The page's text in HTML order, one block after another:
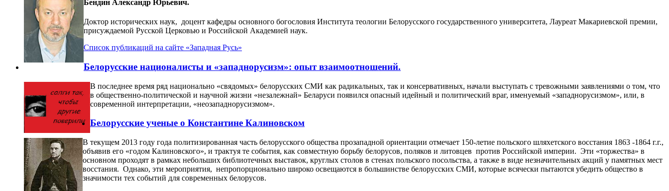
Бендин Александр Юрьевич.
Доктор исторических наук, доцент кафедры основного богословия Института теологии Белорусского государственного университета, Лауреат Макариевской премии,
присуждаемой Русской Церковью и Российской Академией наук.
Список публикаций на сайте «Западная Русь»
Белорусские националисты и «западнорусизм»: опыт взаимоотношений.
В последнее время ряд национально «свядомых» белорусских СМИ как радикальных, так и консервативных, начали выступать с тревожными заявлениями о том, что
в общественно-политической и научной жизни «незалежнай» Беларуси появился опасный идейный и политический враг, именуемый «западнорусизмом», или, в
современной интерпретации, «неозападнорусизмом».
Белорусские ученые о Константине Калиновском
В текущем 2013 году года политизированная часть белорусского общества прозападной ориентации отмечает 150-летие польского шляхетского восстания 1863 -1864 г.г.,
объявив его «годом Калиновского», и трактуя те события, как совместную борьбу белорусов, поляков и литовцев против Российской империи. Эти «торжества» в
основном проходят в рамках небольших библиотечных выставок, круглых столов в стенах польского посольства, а также в виде незначительных акций у памятных мест
восстания. Однако, эти мероприятия, непропорционально широко освещаются в большинстве белорусских СМИ, которые всячески пытаются убедить общество в
значимости тех событий для современных белорусов.